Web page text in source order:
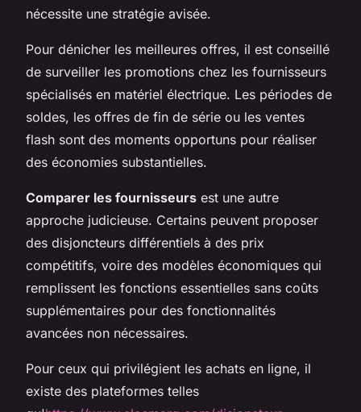
nécessite une stratégie avisée.
Pour dénicher les meilleures offres, il est conseillé
de surveiller les promotions chez les fournisseurs
spécialisés en matériel électrique. Les périodes de
soldes, les offres de fin de série ou les ventes
flash sont des moments opportuns pour réaliser
des économies substantielles.
Comparer les fournisseurs est une autre
approche judicieuse. Certains peuvent proposer
des disjoncteurs différentiels à des prix
compétitifs, voire des modèles économiques qui
remplissent les fonctions essentielles sans coûts
supplémentaires pour des fonctionnalités
avancées non nécessaires.
Pour ceux qui privilégient les achats en ligne, il
existe des plateformes telles